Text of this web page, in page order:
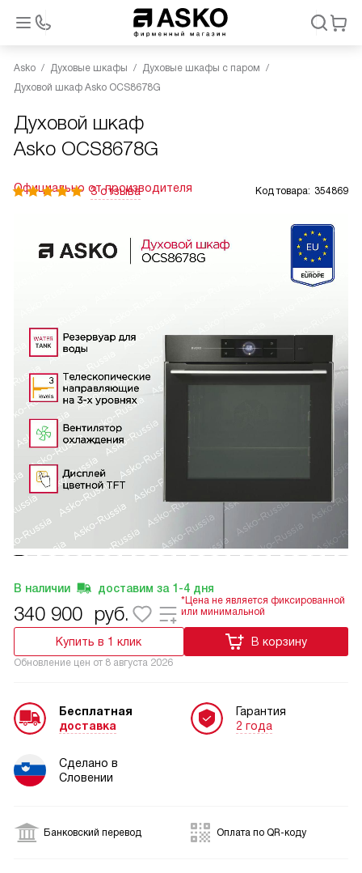
Asko Духовые шкафы
Духовые шкафы с паром
Духовой шкаф Asko OCS8678G
Духовой шкаф
Asko OCS8678G
Официально от производителя
3 отзыва Код товара: 354869
В наличии доставим за 1-4 дня
340 900 руб.
*Цена не является фиксированной
или минимальной
Купить в 1 клик В корзину
Обновление цен от 8 августа 2026
Бесплатная
доставка
Гарантия
2 года
Сделано в
Словении
Банковский перевод Оплата по QR-коду